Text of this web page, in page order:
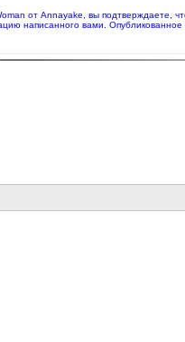
от Annayake, вы подтверждаете,
написанного вами. Опубликованное